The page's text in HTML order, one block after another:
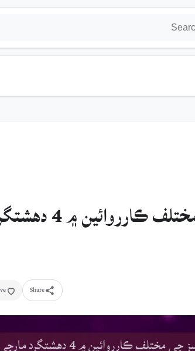
خيبرپختونخواهه ۾ سيڪيورٽي فورسز جي مختلف
Share